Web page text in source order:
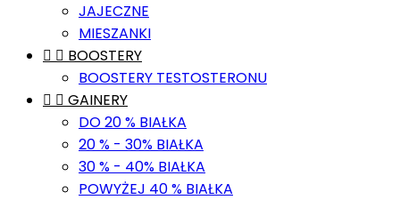
JAJECZNE
MIESZANKI
  BOOSTERY
BOOSTERY TESTOSTERONU
  GAINERY
DO 20 % BIAŁKA
20 % - 30% BIAŁKA
30 % - 40% BIAŁKA
POWYŻEJ 40 % BIAŁKA